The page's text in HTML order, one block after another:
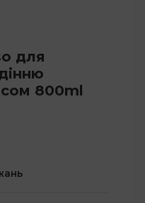
для
800ml